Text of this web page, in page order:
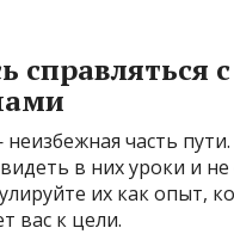
справляться с
часть
в них уроки и не
их как опыт,
вас к цели.